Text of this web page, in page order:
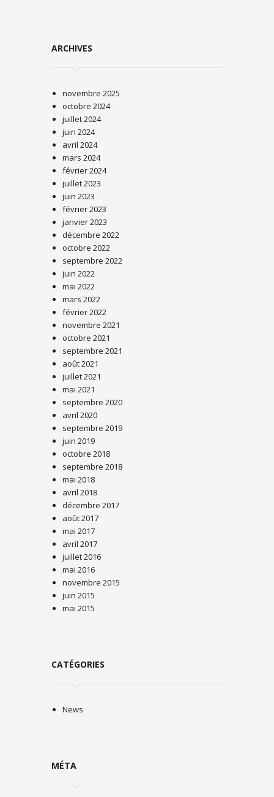
ARCHIVES
novembre 2025
octobre 2024
juillet 2024
juin 2024
avril 2024
mars 2024
février 2024
juillet 2023
juin 2023
février 2023
janvier 2023
décembre 2022
octobre 2022
septembre 2022
juin 2022
mai 2022
mars 2022
février 2022
novembre 2021
octobre 2021
septembre 2021
août 2021
juillet 2021
mai 2021
septembre 2020
avril 2020
septembre 2019
juin 2019
octobre 2018
septembre 2018
mai 2018
avril 2018
décembre 2017
août 2017
mai 2017
avril 2017
juillet 2016
mai 2016
novembre 2015
juin 2015
mai 2015
CATÉGORIES
News
MÉTA